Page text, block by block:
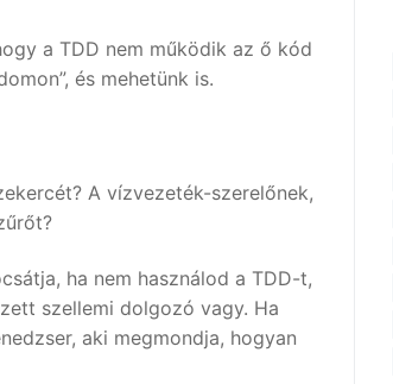
a TDD nem működik az ő kód
és mehetünk is.
A vízvezeték-szerelőnek,
ha nem használod a TDD-t,
szellemi dolgozó vagy. Ha
aki megmondja, hogyan